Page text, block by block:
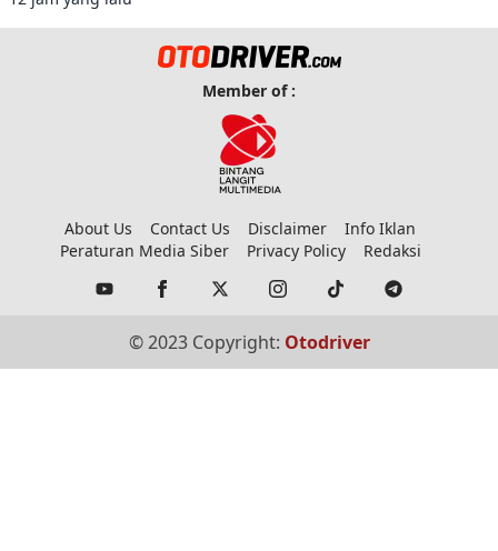
Member of :
About Us Contact Us Disclaimer
Info Iklan
Peraturan Media Siber
Privacy Policy Redaksi
© 2023 Copyright: Otodriver